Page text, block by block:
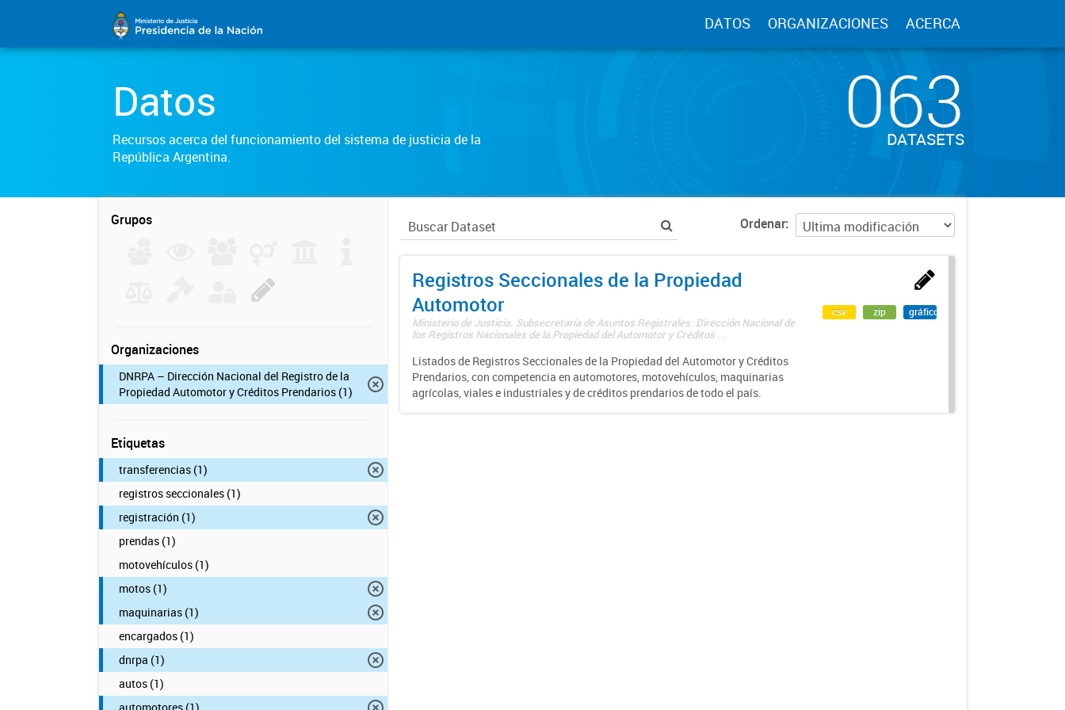
DATOS ORGANIZACIONES ACERCA
Datos
Recursos acerca del funcionamiento del sistema de justicia de la
República Argentina.
063
DATASETS
Grupos
Organizaciones
DNRPA – Dirección Nacional del Registro de la
Propiedad Automotor y Créditos Prendarios (1)
Etiquetas
transferencias (1)
registros seccionales (1)
registración (1)
prendas (1)
motovehículos (1)
motos (1)
maquinarias (1)
encargados (1)
dnrpa (1)
autos (1)
Ordenar
Registros Seccionales de la Propiedad
Automotor
Ministerio de Justicia. Subsecretaría de Asuntos Registrales. Dirección Nacional de
los Registros Nacionales de la Propiedad del Automotor y Créditos ...
Listados de Registros Seccionales de la Propiedad del Automotor y Créditos
Prendarios, con competencia en automotores, motovehículos, maquinarias
agrícolas, viales e industriales y de créditos prendarios de todo el país.
csv zip gráfico